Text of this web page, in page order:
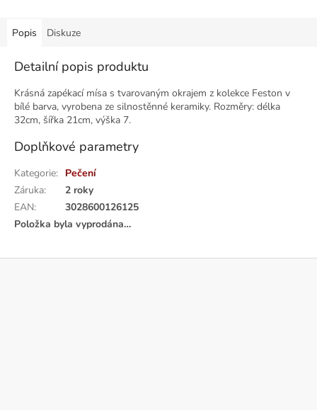
Popis Diskuze
Detailní popis produktu
Krásná zapékací mísa s tvarovaným okrajem z kolekce Feston v
bílé barva, vyrobena ze silnostěnné keramiky. Rozměry: délka
32cm, šířka 21cm, výška 7.
Doplňkové parametry
Kategorie: Pečení
Záruka:
2 roky
EAN:
3028600126125
Položka byla vyprodána…
Z